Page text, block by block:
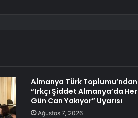
Almanya Türk Toplumu’ndan
“Irkçı Şiddet Almanya’da Her
Gün Can Yakıyor” Uyarısı
Ağustos 7, 2026